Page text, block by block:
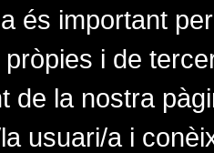
és important
i de
de la nostra
usuari/a i